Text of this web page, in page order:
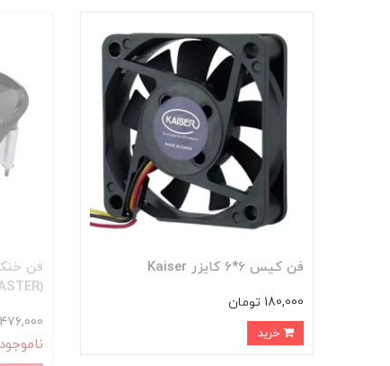
فن کیس 6*6 کایزر Kaiser
180,000 تومان
(COOLER MASTER) مدل i70
476,000 تومان
ناموجود